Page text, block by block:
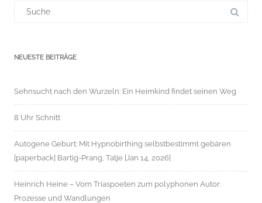
NEUESTE BEITRÄGE
Sehnsucht nach den Wurzeln: Ein Heimkind findet seinen Weg
8 Uhr Schnitt
Autogene Geburt: Mit Hypnobirthing selbstbestimmt gebären
[paperback] Bartig-Prang, Tatje [Jan 14, 2026]
Heinrich Heine – Vom Triaspoeten zum polyphonen Autor:
Prozesse und Wandlungen